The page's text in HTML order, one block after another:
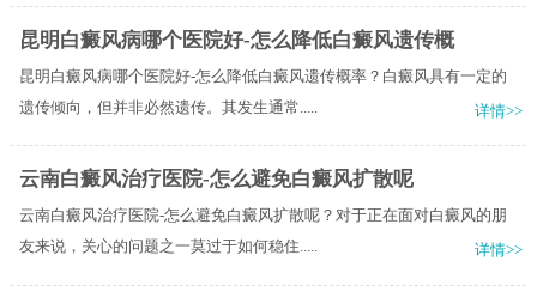
昆明白癜风病哪个医院好-怎么降低白癜风遗传概
昆明白癜风病哪个医院好-怎么降低白癜风遗传概率？白癜风具有一定的
遗传倾向，但并非必然遗传。其发生通常.....
详情>>
云南白癜风治疗医院-怎么避免白癜风扩散呢
云南白癜风治疗医院-怎么避免白癜风扩散呢？对于正在面对白癜风的朋
友来说，关心的问题之一莫过于如何稳住.....
详情>>